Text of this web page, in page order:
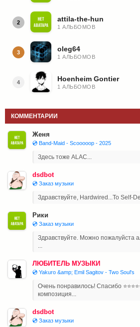
2 attila-the-hun
1 АЛЬБОМОВ
3 oleg64
1 АЛЬБОМОВ
4 Hoenheim Gontier
1 АЛЬБОМОВ
КОММЕНТАРИИ
Женя
💿 Band-Maid - Scooooop - 2025
Здесь тоже ALAC...
dsdbot
💿 Заказ музыки
Здравствуйте, Hardwired...To Self-
Рики
💿 Заказ музыки
Здравствуйте. Можно пожалуйста
...
ЛЮБИТЕЛЬ МУЗЫКИ
💿 Yakuro &amp; Emil Sagitov - Two Soul's
Очень понравилось! Спасибо
композиция...
dsdbot
💿 Заказ музыки